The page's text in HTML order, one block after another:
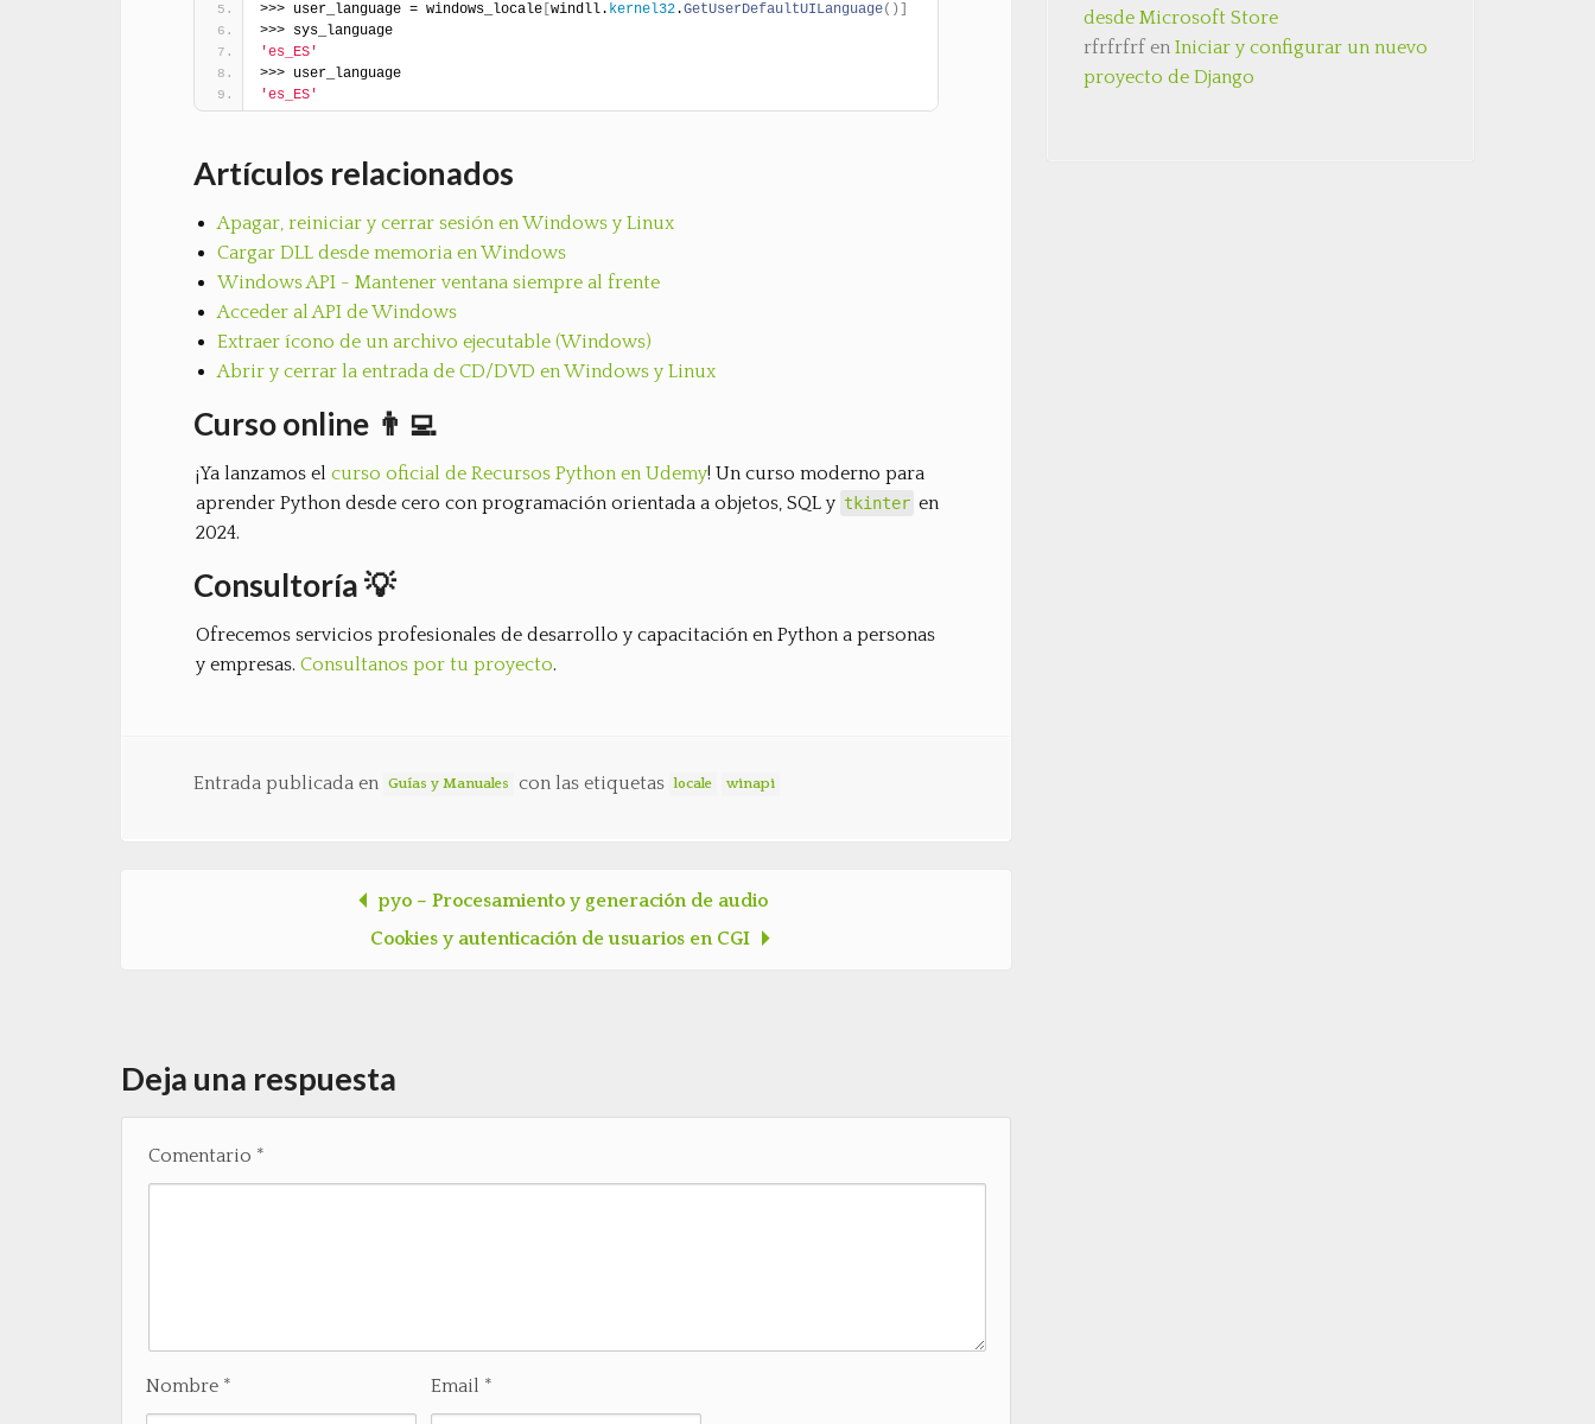
>>> user_language = windows_locale windll. kernel32.GetUserDefaultUILanguage( )
>>> sys_language
'es_ES'
>>> user_language
'es_ES'
Artículos relacionados
Apagar, reiniciar y cerrar sesión en Windows y Linux
Cargar DLL desde memoria en Windows
Windows API - Mantener ventana siempre al frente
Acceder al API de Windows
Extraer ícono de un archivo ejecutable (Windows)
Abrir y cerrar la entrada de CD/DVD en Windows y Linux
Curso online 👨‍💻
¡Ya lanzamos el curso oficial de Recursos Python en Udemy! Un curso moderno para
aprender Python desde cero con programación orientada a objetos, SQL y tkinter en
2024.
Consultoría 💡
Ofrecemos servicios profesionales de desarrollo y capacitación en Python a personas
y empresas. Consultanos por tu proyecto.
Entrada publicada en Guías y Manuales con las etiquetas locale winapi
Post navigationpyo – Procesamiento y generación de audio
Cookies y autenticación de usuarios en CGI
Deja una respuesta
Comentario *
Nombre * Email *
desde Microsoft Store
rfrfrfrf enIniciar y configurar un nuevo
proyecto de Django